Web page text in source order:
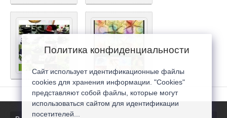
Политика конфиденциальности
Сайт использует идентификационные файлы
cookies для хранения информации. "Cookies"
представляют собой файлы, которые могут
использоваться сайтом для идентификации
посетителей...